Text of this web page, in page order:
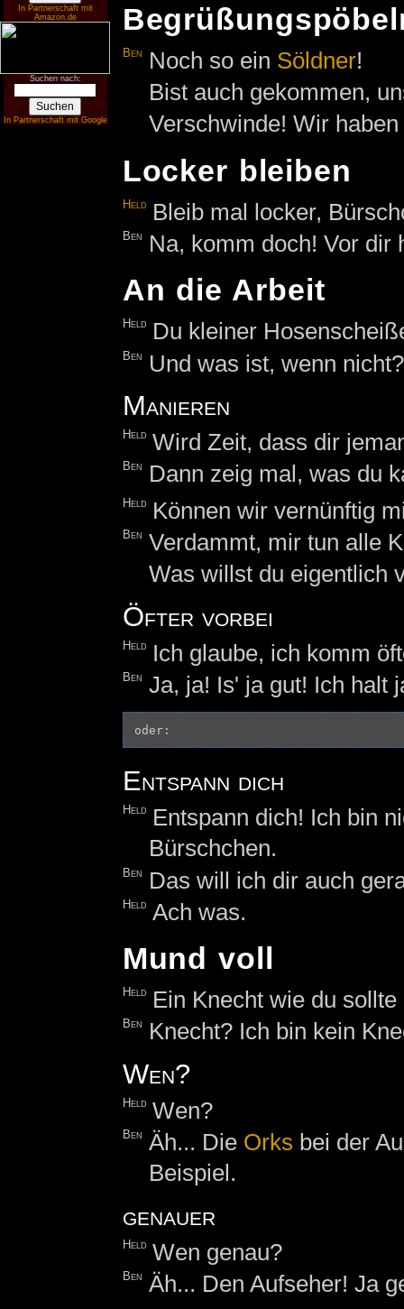
In Partnerschaft mit
Amazon.de
Suchen nach:
In Partnerschaft mit Google
Ben Noch so ein Söldner!
Bist auch gekommen,
Verschwinde! Wir
Locker bleiben
Held Bleib mal locker,
Ben Na, komm doch! Vor dir
An die Arbeit
Held Du kleiner
Ben Und was ist, wenn nicht?
Manieren
Held Wird Zeit, dass dir
Ben Dann zeig mal, was du
Held Können wir vernünftig
Ben Verdammt, mir tun alle
Was willst du eigentlich
Öfter vorbei
Held Ich glaube, ich komm
Ben Ja, ja! Is' ja gut! Ich halt
Entspann dich
Held
Entspann dich! Ich bin
Bürschchen.
Ben Das will ich dir auch
Held Ach was.
Mund voll
Held Ein Knecht wie du
Ben Knecht? Ich bin kein
Wen?
Held Wen?
Ben Äh... Die Orks bei der
Beispiel.
genauer
Held Wen genau?
Ben Äh... Den Aufseher! Ja